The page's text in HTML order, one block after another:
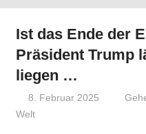
Ist das Ende der
Präsident Trump
liegen …
8. Februar 2025 Niki
Welt